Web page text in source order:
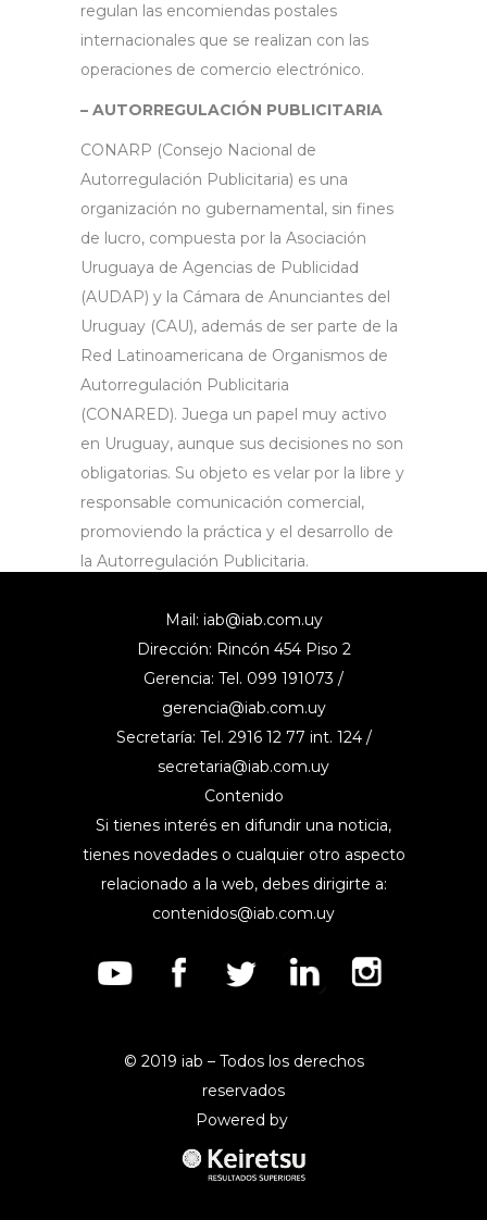
regulan las encomiendas postales
internacionales que se realizan con las
operaciones de comercio electrónico.
– AUTORREGULACIÓN PUBLICITARIA
CONARP (Consejo Nacional de
Autorregulación Publicitaria) es una
organización no gubernamental, sin fines
de lucro, compuesta por la Asociación
Uruguaya de Agencias de Publicidad
(AUDAP) y la Cámara de Anunciantes del
Uruguay (CAU), además de ser parte de la
Red Latinoamericana de Organismos de
Autorregulación Publicitaria
(CONARED). Juega un papel muy activo
en Uruguay, aunque sus decisiones no son
obligatorias. Su objeto es velar por la libre y
responsable comunicación comercial,
promoviendo la práctica y el desarrollo de
la Autorregulación Publicitaria.
Mail: iab@iab.com.uy
Dirección: Rincón 454 Piso 2
Gerencia: Tel. 099 191073 /
gerencia@iab.com.uy
Secretaría: Tel. 2916 12 77 int. 124 /
secretaria@iab.com.uy
Contenido
Si tienes interés en difundir una noticia,
tienes novedades o cualquier otro aspecto
relacionado a la web, debes dirigirte a:
contenidos@iab.com.uy
© 2019 iab – Todos los derechos
reservados
Powered by